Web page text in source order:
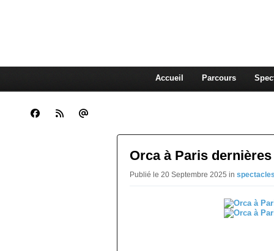
Accueil Parcours
Orca à Paris
Publié le 20 Septembre 2025 in